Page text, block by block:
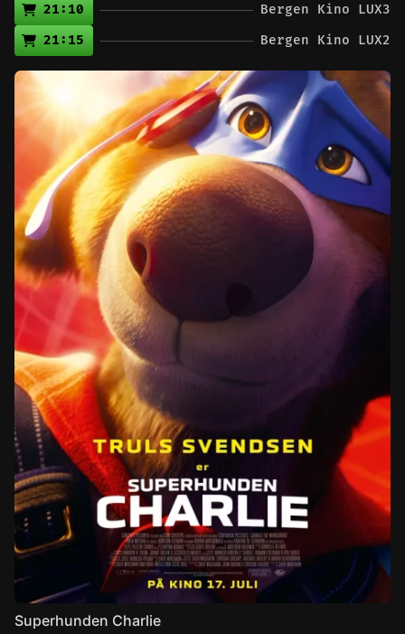
21:10
Bergen Kino LUX3
21:15
Bergen Kino LUX2
Superhunden Charlie